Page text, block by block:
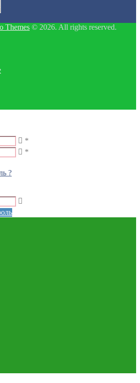
Themes © 2026. All rights reserved.
*
*
?